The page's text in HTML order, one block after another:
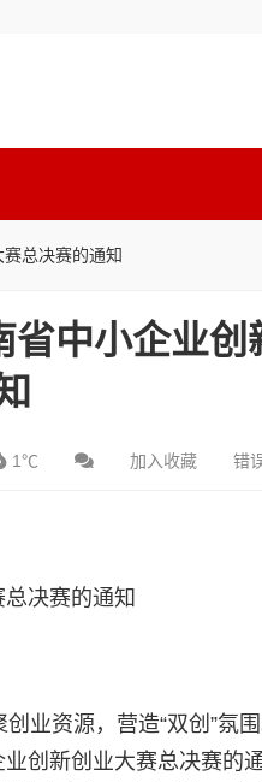
总决赛的通知
省中小企业创
1℃ 加入收藏 错
决赛的通知
业资源，营造“双创”氛
创新创业大赛总决赛的